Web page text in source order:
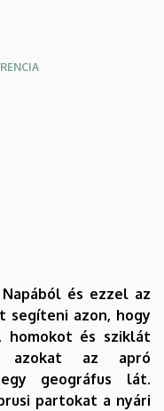
és ezzel az
segíteni azon, hogy
homokot és sziklát
azokat az apró
geográfus lát.
partokat a nyári